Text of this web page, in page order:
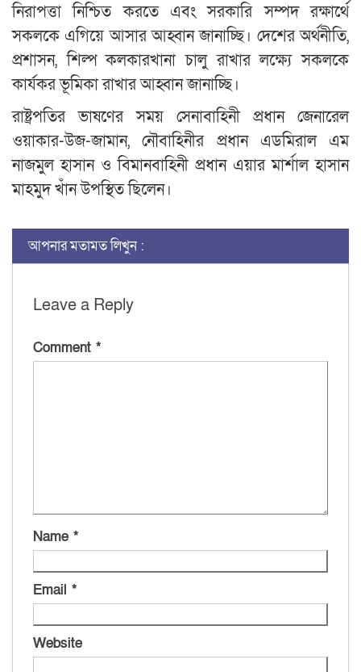
নিরাপত্তা নিশ্চিত করতে এবং সরকারি সম্পদ রক্ষার্থে
সকলকে এগিয়ে আসার আহ্বান জানাচ্ছি। দেশের অর্থনীতি,
প্রশাসন, শিল্প কলকারখানা চালু রাখার লক্ষ্যে সকলকে
কার্যকর ভূমিকা রাখার আহ্বান জানাচ্ছি।
রাষ্ট্রপতির ভাষণের সময় সেনাবাহিনী প্রধান জেনারেল
ওয়াকার-উজ-জামান, নৌবাহিনীর প্রধান এডমিরাল এম
নাজমুল হাসান ও বিমানবাহিনী প্রধান এয়ার মার্শাল হাসান
মাহমুদ খাঁন উপস্থিত ছিলেন।
আপনার মতামত লিখুন :
Leave a Reply
Comment *
Name *
Email *
Website